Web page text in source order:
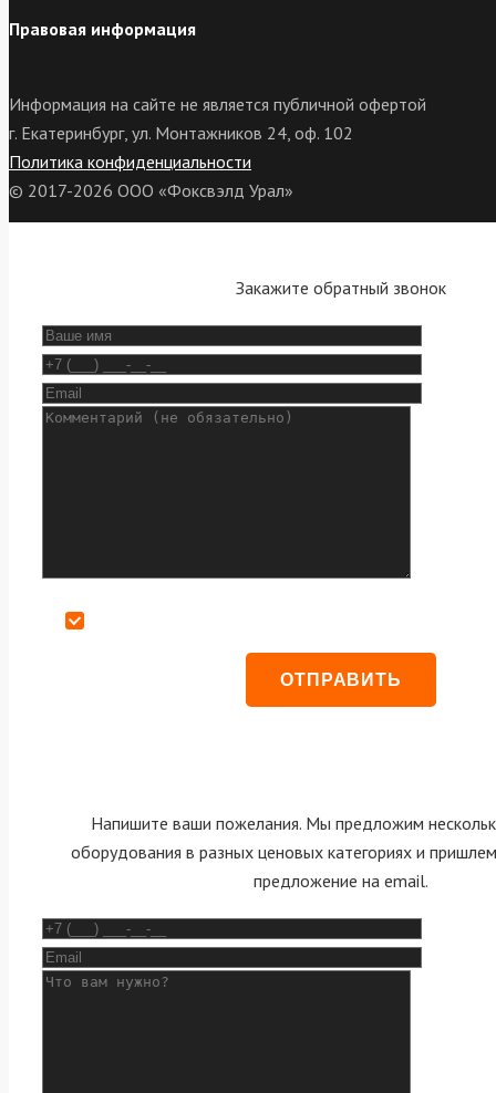
Правовая информация
Информация на сайте не является публичной офертой
г. Екатеринбург, ул. Монтажников 24, оф. 102
Политика конфиденциальности
© 2017-2026 ООО «Фоксвэлд Урал»
Закажите обратный звонок
Напишите ваши пожелания. Мы предложим
оборудования в разных ценовых категориях и
предложение на email.